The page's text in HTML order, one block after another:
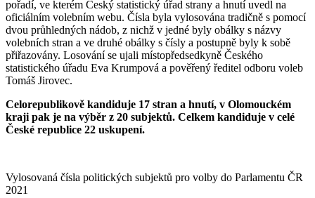
pořadí, ve kterém Český statistický úřad strany a hnutí uvedl na
oficiálním volebním webu. Čísla byla vylosována tradičně s pomocí
dvou průhledných nádob, z nichž v jedné byly obálky s názvy
volebních stran a ve druhé obálky s čísly a postupně byly k sobě
přiřazovány. Losování se ujali místopředsedkyně Českého
statistického úřadu Eva Krumpová a pověřený ředitel odboru voleb
Tomáš Jirovec.
Celorepublikově kandiduje 17 stran a hnutí, v Olomouckém
kraji pak je na výběr z 20 subjektů. Celkem kandiduje v celé
České republice 22 uskupení.
Vylosovaná čísla politických subjektů pro volby do Parlamentu ČR
2021